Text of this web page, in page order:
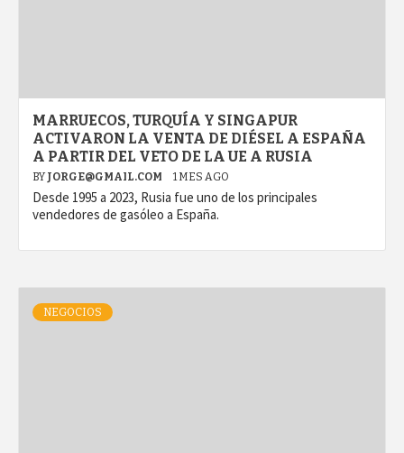
MARRUECOS, TURQUÍA Y SINGAPUR
ACTIVARON LA VENTA DE DIÉSEL A ESPAÑA
A PARTIR DEL VETO DE LA UE A RUSIA
BY JORGE@GMAIL.COM 1 MES AGO
Desde 1995 a 2023, Rusia fue uno de los principales
vendedores de gasóleo a España.
NEGOCIOS